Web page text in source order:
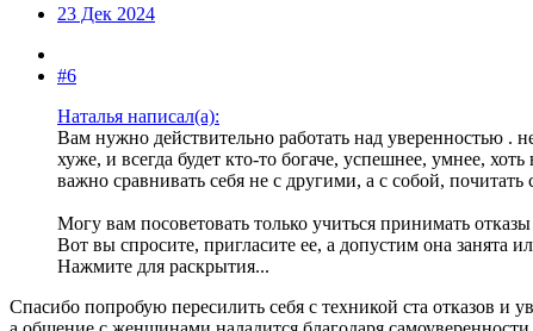
23 Дек 2024
#6
Наталья написал(а):
Вам нужно действительно работать над уверенностью .
хуже, и всегда будет кто-то богаче, успешнее, умнее,
важно сравнивать себя не с другими, а с собой, почитать
Могу вам посоветовать только учиться принимать отказы
Вот вы спросите, пригласите ее, а допустим она занята
Нажмите для раскрытия...
Спасибо попробую пересилить себя с техникой ста отказов и